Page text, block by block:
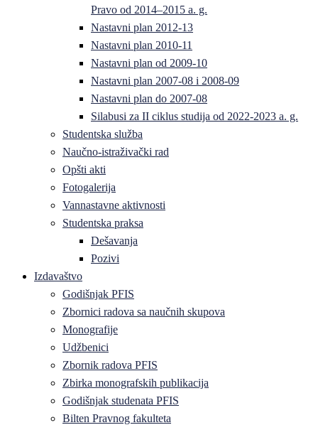
Pravo od 2014–2015 a. g.
Nastavni plan 2012-13
Nastavni plan 2010-11
Nastavni plan od 2009-10
Nastavni plan 2007-08 i 2008-09
Nastavni plan do 2007-08
Silabusi za II ciklus studija od 2022-2023 a. g.
Studentska služba
Naučno-istraživački rad
Opšti akti
Fotogalerija
Vannastavne aktivnosti
Studentska praksa
Dešavanja
Pozivi
Izdavaštvo
Godišnjak PFIS
Zbornici radova sa naučnih skupova
Monografije
Udžbenici
Zbornik radova PFIS
Zbirka monografskih publikacija
Godišnjak studenata PFIS
Bilten Pravnog fakulteta